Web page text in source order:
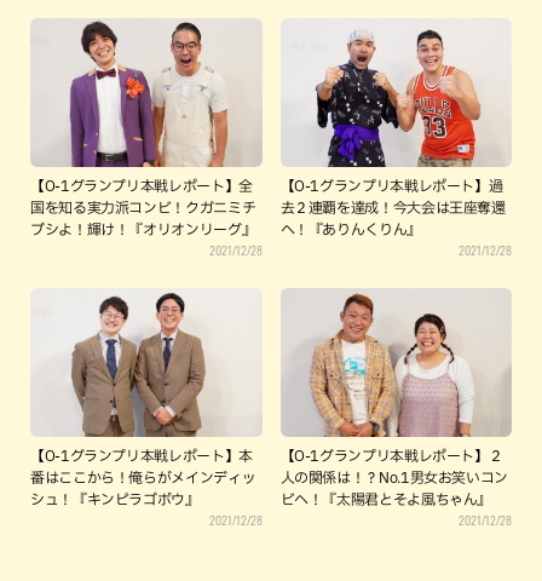
【O-1グランプリ本戦レポート】全
国を知る実力派コンビ！クガニミチ
ブシよ！輝け！『オリオンリーグ』
2021/12/28
【O-1グランプリ本戦レポート】過
去２連覇を達成！今大会は王座奪還
へ！『ありんくりん』
2021/12/28
【O-1グランプリ本戦レポート】本
番はここから！俺らがメインディッ
シュ！『キンピラゴボウ』
2021/12/28
【O-1グランプリ本戦レポート】２
人の関係は！？No.1男女お笑いコン
ビへ！『太陽君とそよ風ちゃん』
2021/12/28